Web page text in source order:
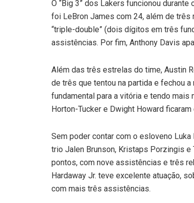
O “Big 3” dos Lakers funcionou
foi LeBron James com 24, além de
“triple-double” (dois dígitos em três
assistências. Por fim, Anthony Davis
Além das três estrelas do time, Austin
de três que tentou na partida e fechou
fundamental para a vitória e tendo
Horton-Tucker e Dwight Howard
Sem poder contar com o esloveno
trio Jalen Brunson, Kristaps Porzingis e
pontos, com nove assistências e três
Hardaway Jr. teve excelente atuação,
com mais três assistências.